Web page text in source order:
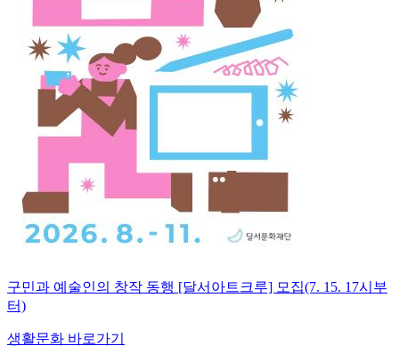
구민과 예술인의 창작 동행 [달서아트크루] 모집(7. 15. 17시부
터)
생활문화 바로가기